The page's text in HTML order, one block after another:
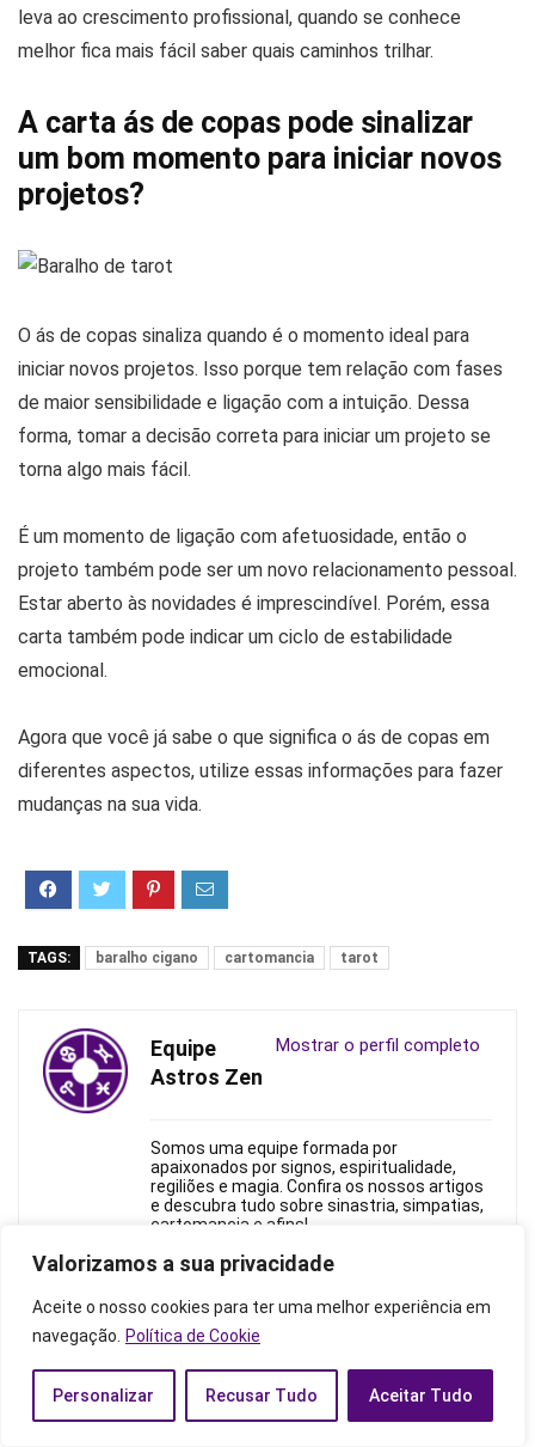
Valorizamos a sua privacidade
Aceite o nosso cookies para ter uma melhor experiência em
navegação.
Política de Cookie
Personalizar Recusar Tudo Aceitar Tudo
leva ao crescimento profissional, quando se conhece
melhor fica mais fácil saber quais caminhos trilhar.
A carta ás de copas pode sinalizar
um bom momento para iniciar novos
projetos?
O ás de copas sinaliza quando é o momento ideal para
iniciar novos projetos. Isso porque tem relação com fases
de maior sensibilidade e ligação com a intuição. Dessa
forma, tomar a decisão correta para iniciar um projeto se
torna algo mais fácil.
É um momento de ligação com afetuosidade, então o
projeto também pode ser um novo relacionamento pessoal.
Estar aberto às novidades é imprescindível. Porém, essa
carta também pode indicar um ciclo de estabilidade
emocional.
Agora que você já sabe o que significa o ás de copas em
diferentes aspectos, utilize essas informações para fazer
mudanças na sua vida.
TAGS: baralho cigano cartomancia tarot
Mostrar o perfil completo
Equipe
Astros Zen
Somos uma equipe formada por
apaixonados por signos, espiritualidade,
regiliões e magia. Confira os nossos artigos
e descubra tudo sobre sinastria, simpatias,
cartomancia e afins!